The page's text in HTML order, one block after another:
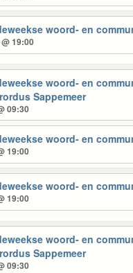
woord- en
19:00
woord- en
Sappemeer
09:30
woord- en
19:00
woord- en
19:00
woord- en
Sappemeer
09:30